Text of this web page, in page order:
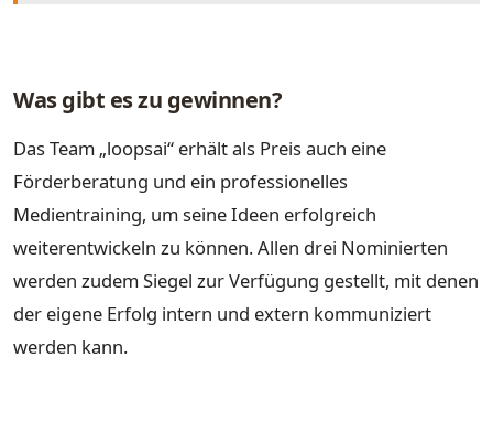
Was gibt es zu gewinnen?
Das Team „loopsai“ erhält als Preis auch eine
Förderberatung und ein professionelles
Medientraining, um seine Ideen erfolgreich
weiterentwickeln zu können. Allen drei Nominierten
werden zudem Siegel zur Verfügung gestellt, mit denen
der eigene Erfolg intern und extern kommuniziert
werden kann.